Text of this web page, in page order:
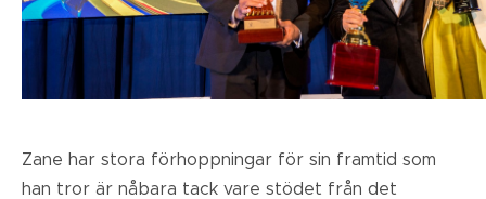
Zane har stora förhoppningar för sin framtid som
han tror är nåbara tack vare stödet från det